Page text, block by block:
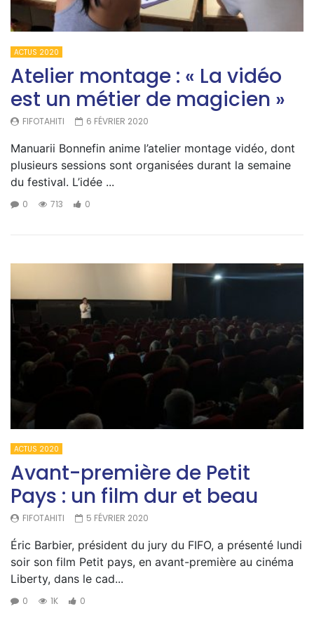
ACTUS 2020
Atelier montage : « La vidéo
est un métier de magicien »
FIFOTAHITI 6 FÉVRIER 2020
Manuarii Bonnefin anime l’atelier montage vidéo, dont
plusieurs sessions sont organisées durant la semaine
du festival. L’idée ...
0 713 0
ACTUS 2020
Avant-première de Petit
Pays : un film dur et beau
FIFOTAHITI 5 FÉVRIER 2020
Éric Barbier, président du jury du FIFO, a présenté lundi
soir son film Petit pays, en avant-première au cinéma
Liberty, dans le cad...
0 1K 0